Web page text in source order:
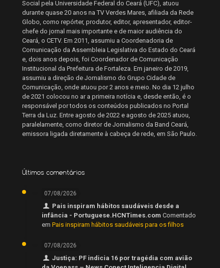
Social pela Universidade Federal do Ceará (UFC), atuou
durante quase 20 anos na TV Verdes Mares, afiliada da Rede
Globo, como repórter, produtor, editor, apresentador, editor-
chefe do jornal mais importante e de maior audiência do
Ceará, o CETV. Em 2011, assumiu a Coordenadoria de
Comunicação da Assembleia Legislativa do Estado do Ceará
e, dois anos depois, foi Coordenador de Comunicação
Institucional da Prefeitura de Fortaleza. Em janeiro de 2019,
assumiu a direção de Jornalismo do Grupo Cidade de
Comunicação, onde atuou por 2 anos e meio. No dia 12 julho
de 2021 colocou no ar a primeira notícia e, desde então, é o
responsável por todos os conteúdos publicados no Portal
Terra da Luz. Entre agosto de 2022 e agosto de 2025 atuou,
paralelamente, como diretor de Jornalismo da Band Ceará,
emissora ligada diretamente à cabeça de rede, em São Paulo.
Últimos comentários
07/08/2026
Pais inspiram hábitos saudáveis desde a
infância - Portuguese.HCNTimes.com Comentado
em Pais inspiram hábitos saudáveis para os filhos
07/08/2026
Justiça: PF indicia 16 por tragédia com avião